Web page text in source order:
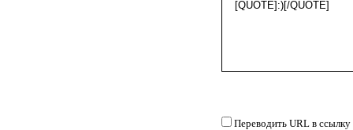
Переводить URL в ссылку